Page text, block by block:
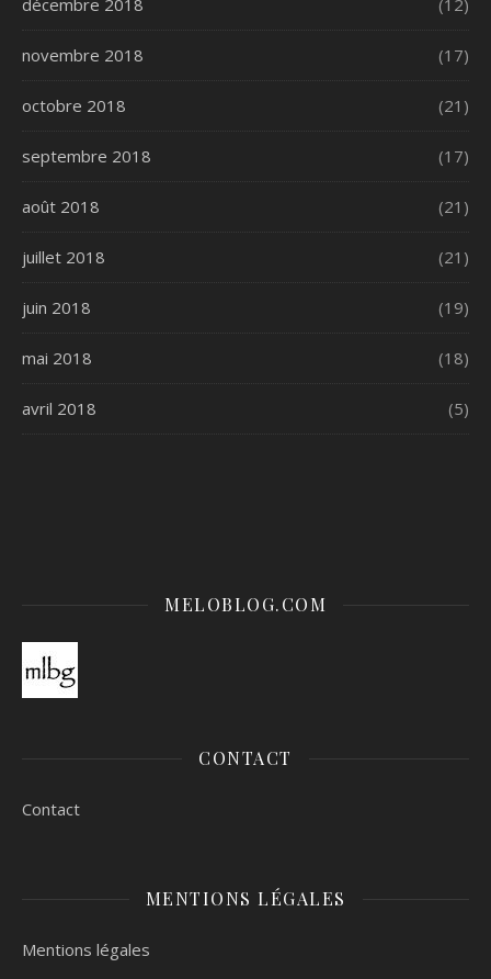
décembre 2018 (12)
novembre 2018 (17)
octobre 2018 (21)
septembre 2018 (17)
août 2018 (21)
juillet 2018 (21)
juin 2018 (19)
mai 2018 (18)
avril 2018 (5)
MELOBLOG.COM
CONTACT
Contact
MENTIONS LÉGALES
Mentions légales